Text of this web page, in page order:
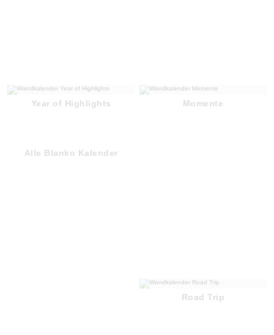
Year of Highlights Momente
Road Trip
Alle Blanko Kalender